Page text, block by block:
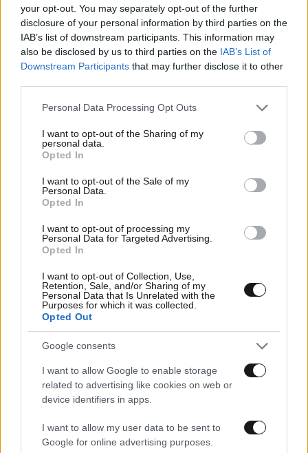
your opt-out. You may separately opt-out of the further
disclosure of your personal information by third parties on the
IAB’s list of downstream participants. This information may
also be disclosed by us to third parties on the IAB’s List of
Downstream Participants that may further disclose it to other
Please note that this website/app uses one or more Google
not limited to your visit or usage behaviour. You may click to
grant or deny consent to Google and its third-party tags to
use your data for below specified purposes in below Google
consent section.
Personal Data Processing Opt Outs
I want to opt-out of the Sharing of my
personal data.
Opted In
I want to opt-out of the Sale of my
Personal Data.
Opted In
I want to opt-out of processing my
Personal Data for Targeted Advertising.
Opted In
I want to opt-out of Collection, Use,
Retention, Sale, and/or Sharing of my
Personal Data that Is Unrelated with the
Purposes for which it was collected.
Opted Out
Google consents
I want to allow Google to enable storage
related to advertising like cookies on web or
device identifiers in apps.
I want to allow my user data to be sent to
Google for online advertising purposes.
«Hot Yoga» στη Μύκονο
23·05·2013 17:28
«Επώνυμοι» που έσβησαν νωρίς…